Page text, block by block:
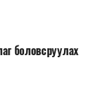
боловсруулах